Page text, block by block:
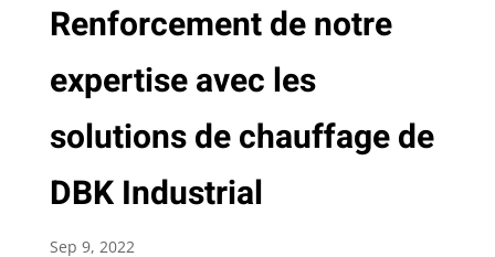
Renforcement de notre
expertise avec les
solutions de chauffage de
DBK Industrial
Sep 9, 2022